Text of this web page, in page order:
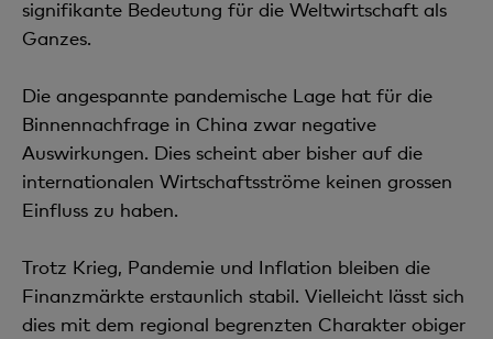
signifikante Bedeutung für die Weltwirtschaft als
Ganzes.
Die angespannte pandemische Lage hat für die
Binnennachfrage in China zwar negative
Auswirkungen. Dies scheint aber bisher auf die
internationalen Wirtschaftsströme keinen grossen
Einfluss zu haben.
Trotz Krieg, Pandemie und Inflation bleiben die
Finanzmärkte erstaunlich stabil. Vielleicht lässt sich
dies mit dem regional begrenzten Charakter obiger